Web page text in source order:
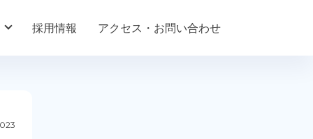
採用情報 アクセス・お問い合わせ